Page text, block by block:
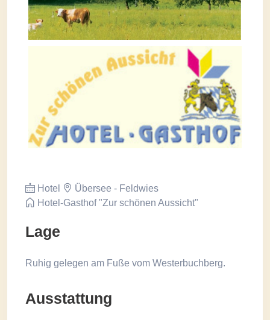
Hotel
Übersee - Feldwies
Hotel-Gasthof "Zur schönen Aussicht"
Lage
Ruhig gelegen am Fuße vom Westerbuchberg.
Ausstattung